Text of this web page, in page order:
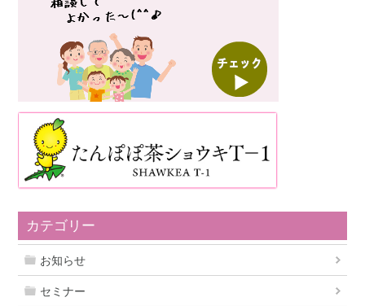
カテゴリー
お知らせ
セミナー